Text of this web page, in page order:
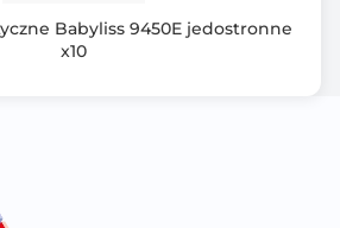
Babyliss 9450E jedostronne
x10